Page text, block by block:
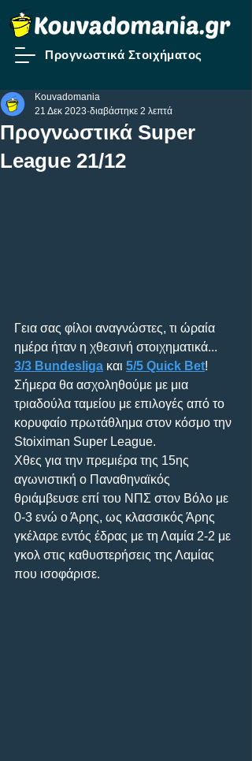
Προγνωστικά Στοιχήματος
Προγνωστικά Super
League 21/12
Kouvadomania
21 Δεκ 2023 διαβάστηκε 2 λεπτά
Γεια σας φίλοι αναγνώστες, τι ώραία
ημέρα ήταν η χθεσινή στοιχηματικά...
3/3 Bundesliga και 5/5 Quick Bet!
Σήμερα θα ασχοληθούμε με μια
τριαδούλα ταμείου με επιλογές από το
κορυφαίο πρωτάθλημα στον κόσμο την
Stoiximan Super League.
Xθες για την πρεμιέρα της 15ης
αγωνιστική ο Παναθηναϊκός
θριάμβευσε επί του ΝΠΣ στον Βόλο με
0-3 ενώ ο Άρης, ως κλασσικός Άρης
γκέλαρε εντός έδρας με τη Λαμία 2-2 με
γκολ στις καθυστερήσεις της Λαμίας
που ισοφάρισε.